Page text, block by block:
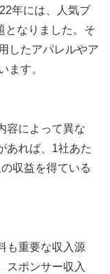
年には、人気ブ
となりました。そ
したアパレルやア
ます。
容によって異な
あれば、1社あた
収益を得ている
も重要な収入源
スポンサー収入